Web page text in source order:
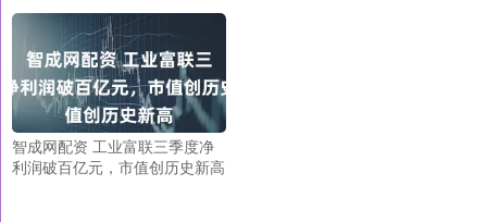
智成网配资 工业富联三季度净
利润破百亿元，市值创历史新高